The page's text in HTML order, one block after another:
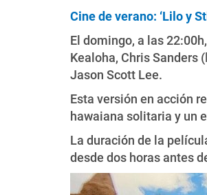
Cine de verano: ‘Lilo y
El domingo, a las
Kealoha, Chris Sanders
Jason Scott Lee.
Esta versión en acción
hawaiana solitaria y un
La duración de la
desde dos horas antes